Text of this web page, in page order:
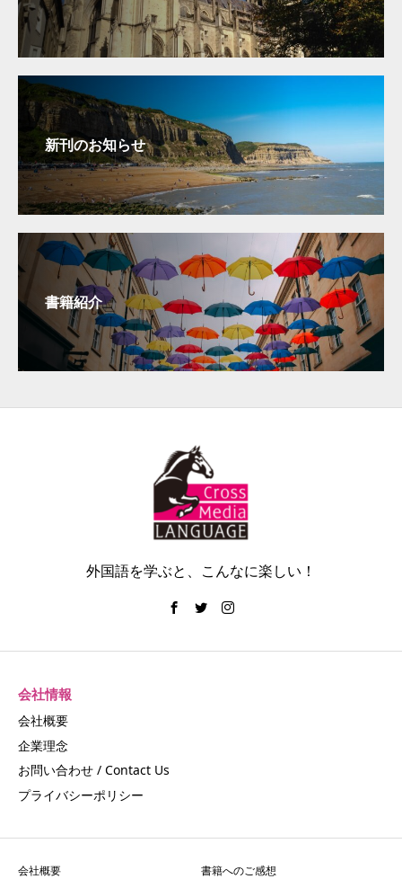
新刊のお知らせ
書籍紹介
外国語を学ぶと、こんなに楽しい！
会社情報
会社概要
企業理念
お問い合わせ / Contact Us
プライバシーポリシー
会社概要 書籍へのご感想